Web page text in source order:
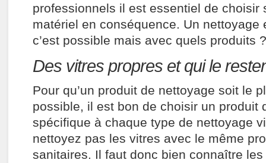
professionnels il est essentiel de choisir
matériel en conséquence. Un nettoyage
c’est possible mais avec quels produits ?
Des vitres propres et qui le
Pour qu’un produit de nettoyage soit le
possible, il est bon de choisir un produit
spécifique à chaque type de nettoyage
nettoyez pas les vitres avec le même
sanitaires. Il faut donc bien connaître